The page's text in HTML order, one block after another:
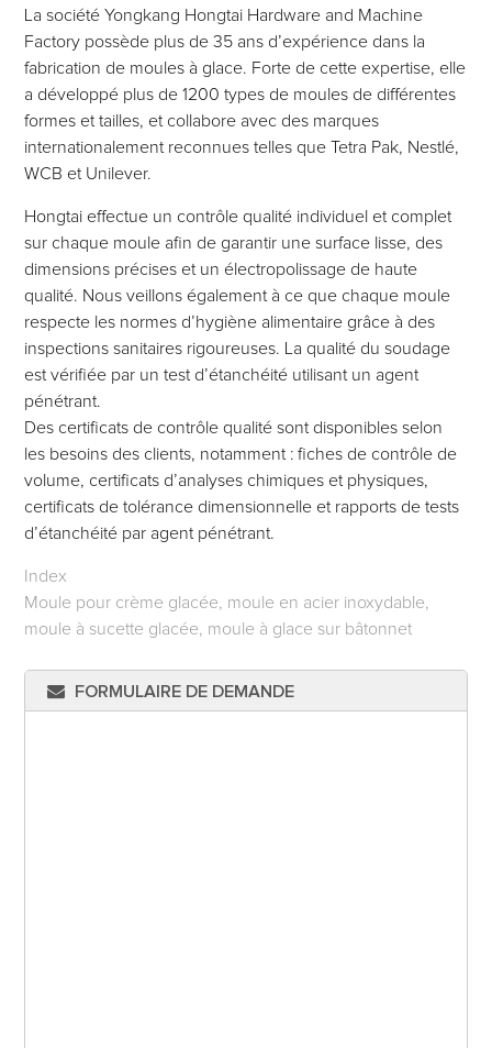
La société Yongkang Hongtai Hardware and Machine
Factory possède plus de 35 ans d’expérience dans la
fabrication de moules à glace. Forte de cette expertise, elle
a développé plus de 1200 types de moules de différentes
formes et tailles, et collabore avec des marques
internationalement reconnues telles que Tetra Pak, Nestlé,
WCB et Unilever.
Hongtai effectue un contrôle qualité individuel et complet
sur chaque moule afin de garantir une surface lisse, des
dimensions précises et un électropolissage de haute
qualité. Nous veillons également à ce que chaque moule
respecte les normes d’hygiène alimentaire grâce à des
inspections sanitaires rigoureuses. La qualité du soudage
est vérifiée par un test d’étanchéité utilisant un agent
pénétrant.
Des certificats de contrôle qualité sont disponibles selon
les besoins des clients, notamment : fiches de contrôle de
volume, certificats d’analyses chimiques et physiques,
certificats de tolérance dimensionnelle et rapports de tests
d’étanchéité par agent pénétrant.
Index
Moule pour crème glacée, moule en acier inoxydable,
moule à sucette glacée, moule à glace sur bâtonnet
FORMULAIRE DE DEMANDE